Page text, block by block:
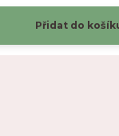
Přidat do